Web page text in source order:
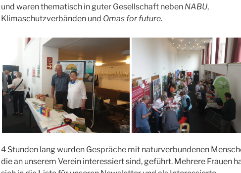
und waren thematisch in guter Gesellschaft neben NABU,
Klimaschutzverbänden und Omas for future.
4 Stunden lang wurden Gespräche mit naturverbundenen
die an unserem Verein interessiert sind, geführt. Mehrere Frauen